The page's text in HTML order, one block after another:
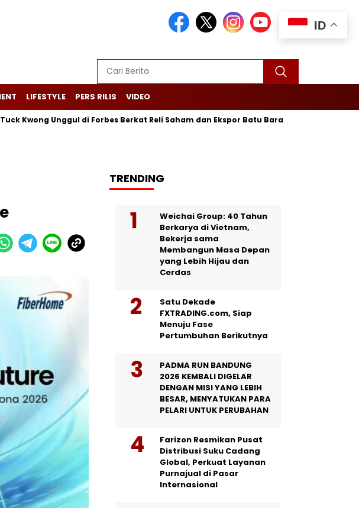
LIFESTYLE PERS RILIS VIDEO
Unggul di Forbes Berkat Reli Saham dan Ekspor Batu Bara Purbaya Maju Lagi!
TRENDING
Weichai Group: 40 Tahun
Berkarya di Vietnam,
Bekerja sama
Membangun Masa Depan
yang Lebih Hijau dan
Cerdas
Satu Dekade
FXTRADING.com, Siap
Menuju Fase
Pertumbuhan Berikutnya
PADMA RUN BANDUNG
2026 KEMBALI DIGELAR
DENGAN MISI YANG LEBIH
BESAR, MENYATUKAN PARA
PELARI UNTUK PERUBAHAN
Farizon Resmikan Pusat
Distribusi Suku Cadang
Global, Perkuat Layanan
Purnajual di Pasar
Internasional
ID